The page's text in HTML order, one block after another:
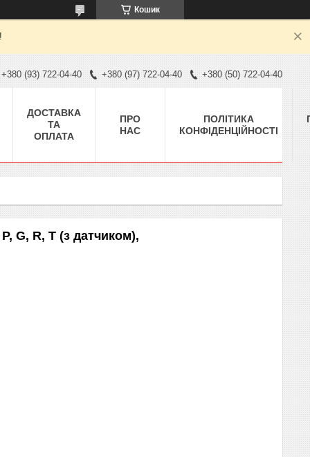
Кошик
+380 (93) 722-04-40 +380 (97) 722-04-40 +380 (50) 722-04-40
ДОСТАВКА
ТА
ОПЛАТА
ПРО
НАС
ПОЛІТИКА
КОНФІДЕНЦІЙНОСТІ
G, R, T (з датчиком),